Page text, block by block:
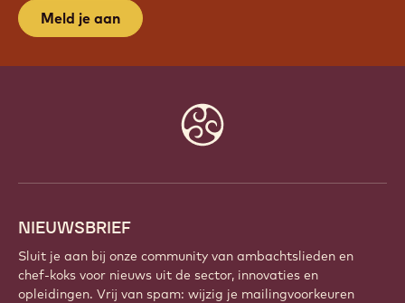
Meld je aan
NIEUWSBRIEF
Sluit je aan bij onze community van ambachtslieden en
chef-koks voor nieuws uit de sector, innovaties en
opleidingen. Vrij van spam: wijzig je mailingvoorkeuren